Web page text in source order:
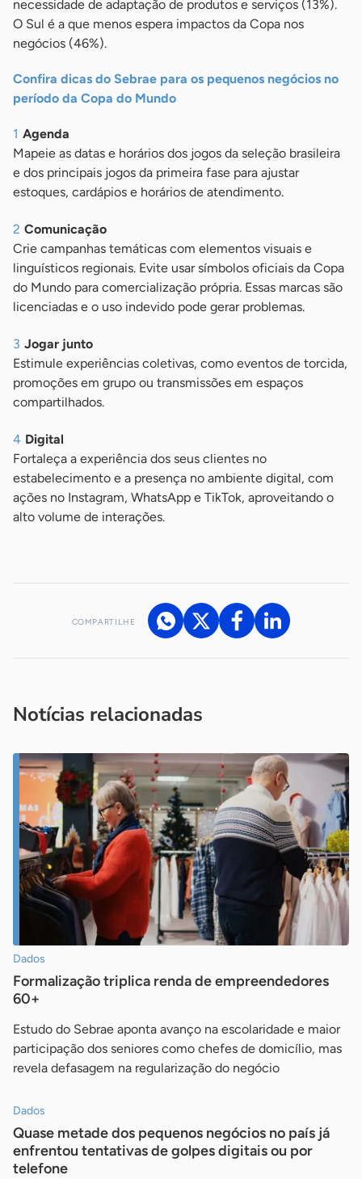
necessidade de adaptação de produtos e serviços (13%).
O Sul é a que menos espera impactos da Copa nos
negócios (46%).
Confira dicas do Sebrae para os pequenos negócios no
período da Copa do Mundo
Agenda
Mapeie as datas e horários dos jogos da seleção brasileira
e dos principais jogos da primeira fase para ajustar
estoques, cardápios e horários de atendimento.
Comunicação
Crie campanhas temáticas com elementos visuais e
linguísticos regionais. Evite usar símbolos oficiais da Copa
do Mundo para comercialização própria. Essas marcas são
licenciadas e o uso indevido pode gerar problemas.
Jogar junto
Estimule experiências coletivas, como eventos de torcida,
promoções em grupo ou transmissões em espaços
compartilhados.
Digital
Fortaleça a experiência dos seus clientes no
estabelecimento e a presença no ambiente digital, com
ações no Instagram, WhatsApp e TikTok, aproveitando o
alto volume de interações.
COMPARTILHE
Notícias relacionadas
Dados
Formalização triplica renda de empreendedores
60+
Estudo do Sebrae aponta avanço na escolaridade e maior
participação dos seniores como chefes de domicílio, mas
revela defasagem na regularização do negócio
Dados
Quase metade dos pequenos negócios no país já
enfrentou tentativas de golpes digitais ou por
telefone